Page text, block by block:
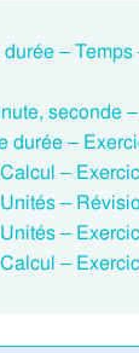
–
seconde
durée –
–
–
–
–